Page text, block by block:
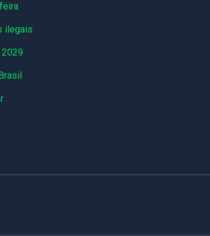
ilegais